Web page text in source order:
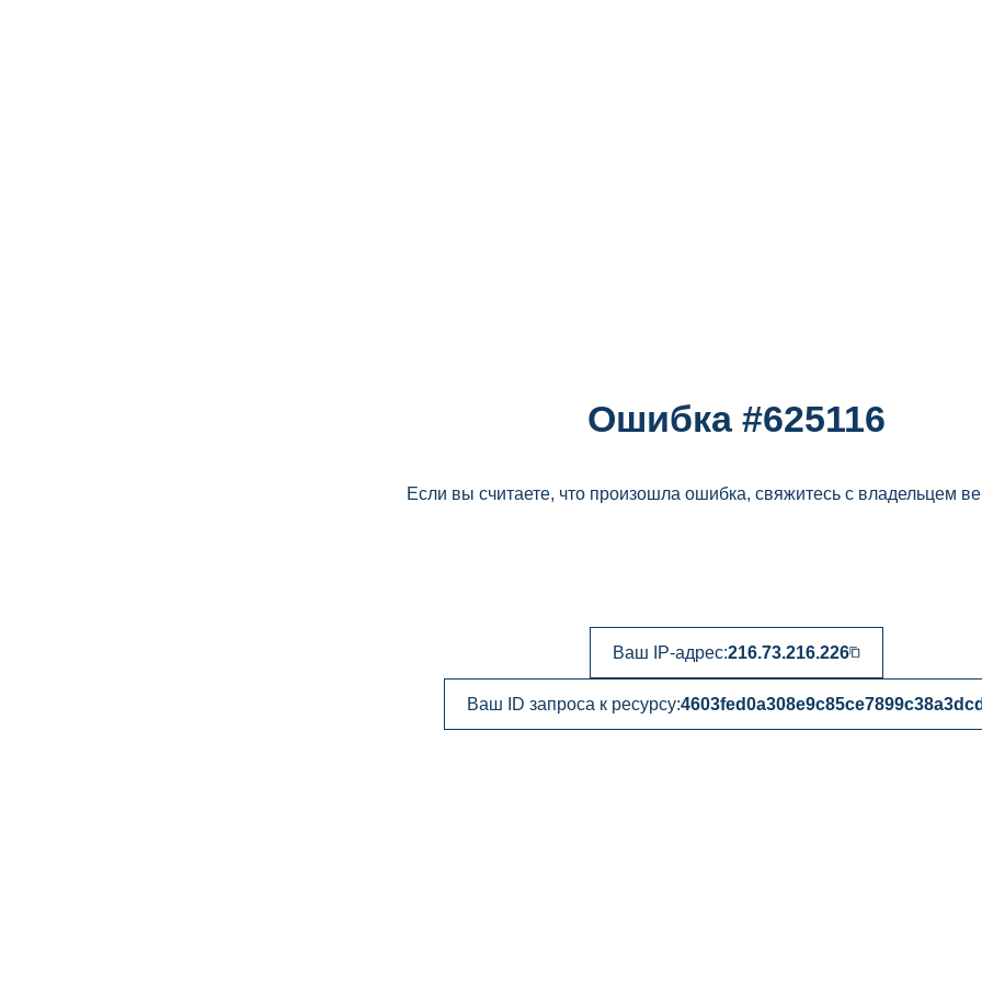
Ошибка #625116
Если вы считаете, что произошла ошибка, свяжитесь с владельцем
Ваш IP-адрес:216.73.216.226
Ваш ID запроса к ресурсу: